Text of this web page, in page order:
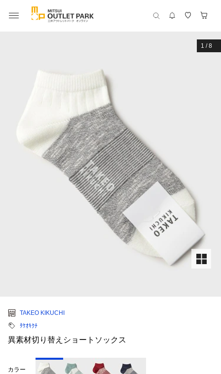
1 /8
TAKEO KIKUCHI
ﾀｹｵｷｸﾁ
異素材切り替えショートソックス
カラー